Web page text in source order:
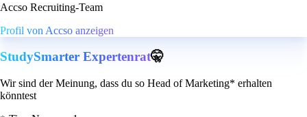
Accso Recruiting-Team
Profil von Accso anzeigen
StudySmarter Expertenrat🤫
Wir sind der Meinung, dass du so Head of Marketing* erhalten
könntest